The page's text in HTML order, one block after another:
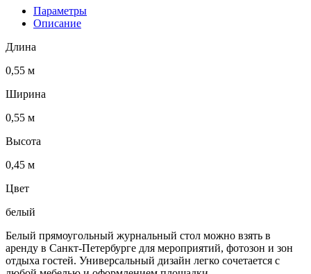
Параметры
Описание
Длина
0,55 м
Ширина
0,55 м
Высота
0,45 м
Цвет
белый
Белый прямоугольный журнальный стол можно взять в
аренду в Санкт-Петербурге для мероприятий, фотозон и зон
отдыха гостей. Универсальный дизайн легко сочетается с